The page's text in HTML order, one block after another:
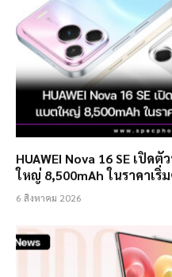
HUAWEI Nova 16 SE เปิด
ใหญ่ 8,500mAh ในราคาเ
6 สิงหาคม 2026